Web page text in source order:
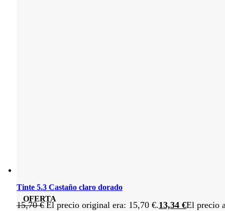
OFERTA
Tinte 5.3 Castaño claro dorado
15,70€ El precio original era: 15,70 €.13,34 €El precio